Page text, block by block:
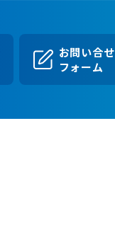
お問い合せ
フォーム